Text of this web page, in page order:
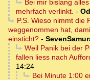
Bei mir bislang
mehrfach verlinkt. -
P.S. Wieso nimmt die
weggenommen hat,
einsticht? -
Weil Panik bei der
fallen liess nach
14:24
Bei Minute 1:00